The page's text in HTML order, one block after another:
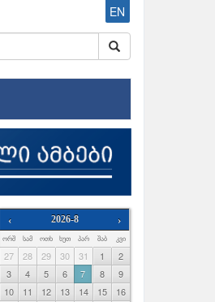
EN
‹ ›
2026-8
ᲝᲠᲨ ᲡᲐᲛ ᲝᲗᲮ ᲮᲣᲗ ᲞᲐᲠ ᲨᲐᲑ ᲙᲕᲘ
27 28 29 30 31 1
2
3
4 5 6 7 8
9
10
11 12 13 14 15
16